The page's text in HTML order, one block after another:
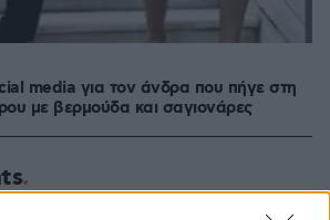
media για τον άνδρα που πήγε στη
με βερμούδα και σαγιονάρες